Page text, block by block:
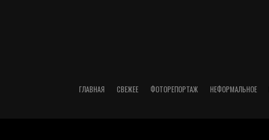
ГЛАВНАЯ СВЕЖЕЕ ФОТОРЕПОРТАЖ НЕФОРМАЛЬНОЕ